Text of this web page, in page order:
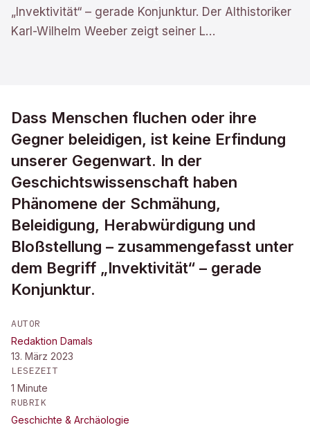
„Invektivität“ – gerade Konjunktur. Der Althistoriker
Karl-Wilhelm Weeber zeigt seiner L…
Dass Menschen fluchen oder ihre
Gegner beleidigen, ist keine Erfindung
unserer Gegenwart. In der
Geschichtswissenschaft haben
Phänomene der Schmähung,
Beleidigung, Herabwürdigung und
Bloßstellung – zusammengefasst unter
dem Begriff „Invektivität“ – gerade
Konjunktur.
AUTOR
Redaktion Damals
13. März 2023
LESEZEIT
1 Minute
RUBRIK
Geschichte & Archäologie